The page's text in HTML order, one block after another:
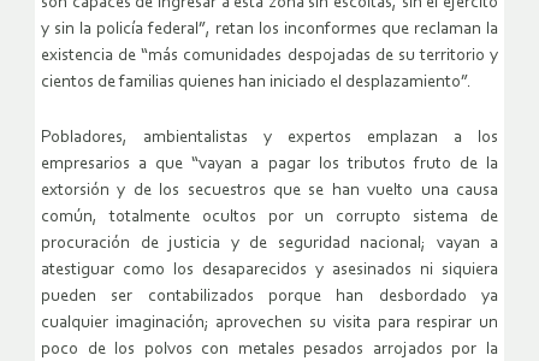
y sin la policía federal”, retan los inconformes que reclaman la
existencia de “más comunidades despojadas de su territorio y
cientos de familias quienes han iniciado el desplazamiento”.
Pobladores, ambientalistas y expertos emplazan a los
empresarios a que “vayan a pagar los tributos fruto de la
extorsión y de los secuestros que se han vuelto una causa
común, totalmente ocultos por un corrupto sistema de
procuración de justicia y de seguridad nacional; vayan a
atestiguar como los desaparecidos y asesinados ni siquiera
pueden ser contabilizados porque han desbordado ya
cualquier imaginación; aprovechen su visita para respirar un
poco de los polvos con metales pesados arrojados por la